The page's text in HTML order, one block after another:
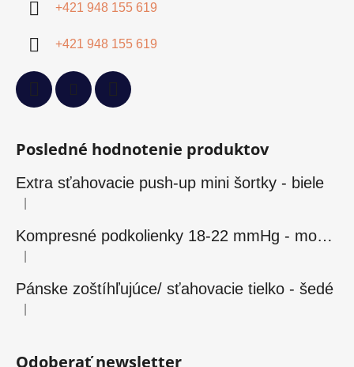
+421 948 155 619
+421 948 155 619
Posledné hodnotenie produktov
Extra sťahovacie push-up mini šortky - biele
Hodnotenie produktu je 5 z 5 hviezdičiek.
Kompresné podkolienky 18-22 mmHg - modré
Hodnotenie produktu je 5 z 5 hviezdičiek.
Pánske zoštíhľujúce/ sťahovacie tielko - šedé
Hodnotenie produktu je 5 z 5 hviezdičiek.
Odoberať newsletter